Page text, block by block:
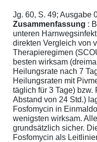
Jg. 60, S. 49; Ausgabe
Zusammenfassung :
unteren
direkten Vergleich von
Therapieregimen
besten wirksam
Heilungsrate nach 7
Heilungsraten mit
täglich für 3 Tage)
Abstand von 24 Std.)
Fosfomycin in
wenigsten wirksam.
grundsätzlich sicher.
Fosfomycin als